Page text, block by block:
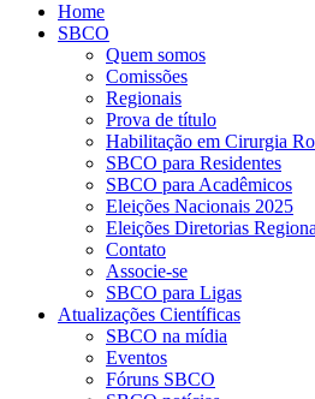
Home
SBCO
Quem somos
Comissões
Regionais
Prova de título
Habilitação em Cirurgia
SBCO para Residentes
SBCO para Acadêmicos
Eleições Nacionais 2025
Eleições Diretorias
Contato
Associe-se
SBCO para Ligas
Atualizações Científicas
SBCO na mídia
Eventos
Fóruns SBCO